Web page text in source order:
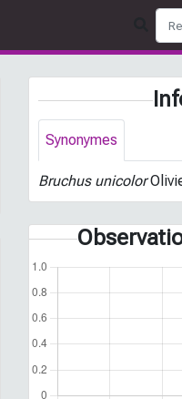
Synonymes
Bruchus unicolor